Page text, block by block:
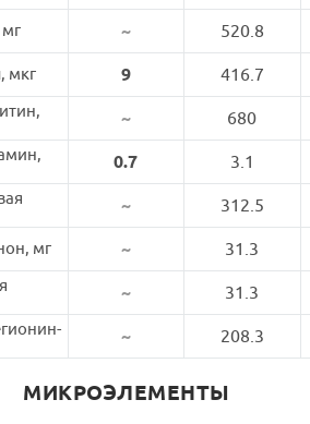
~ 520.8
мкг 9 416.7
~ 680
0.7 3.1
~ 312.5
мг ~ 31.3
~ 31.3
~ 208.3
МИКРОЭЛЕМЕНТЫ